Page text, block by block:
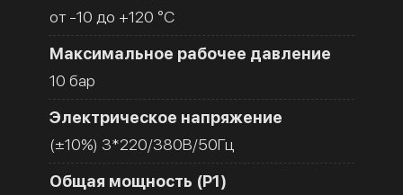
от -10 до +120 °C
Максимальное рабочее давление
10 бар
Электрическое напряжение
(±10%) 3*220/380В/50Гц
Общая мощность (Р1)